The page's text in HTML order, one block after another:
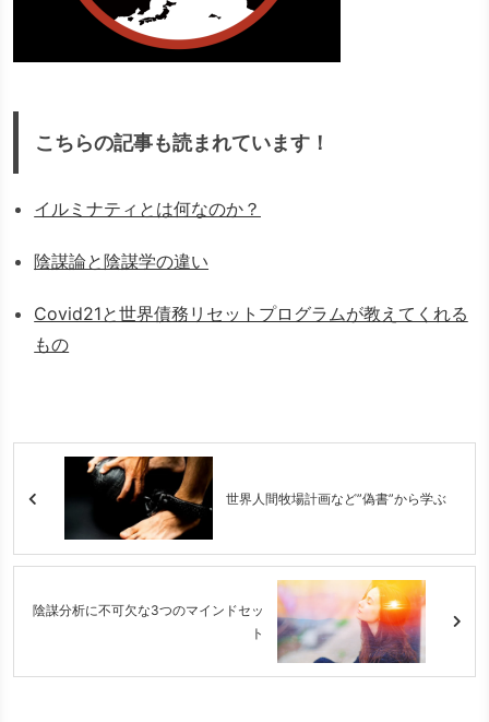
こちらの記事も読まれています！
イルミナティとは何なのか？
陰謀論と陰謀学の違い
Covid21と世界債務リセットプログラムが教えてくれる
もの
世界人間牧場計画など”偽書”から学ぶ
陰謀分析に不可欠な3つのマインドセッ
ト